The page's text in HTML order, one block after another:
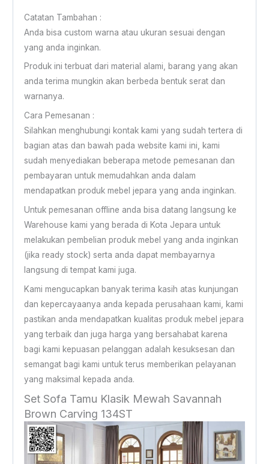
Catatan Tambahan :
Anda bisa custom warna atau ukuran sesuai dengan
yang anda inginkan.
Produk ini terbuat dari material alami, barang yang akan
anda terima mungkin akan berbeda bentuk serat dan
warnanya.
Cara Pemesanan :
Silahkan menghubungi kontak kami yang sudah tertera di
bagian atas dan bawah pada website kami ini, kami
sudah menyediakan beberapa metode pemesanan dan
pembayaran untuk memudahkan anda dalam
mendapatkan produk mebel jepara yang anda inginkan.
Untuk pemesanan offline anda bisa datang langsung ke
Warehouse kami yang berada di Kota Jepara untuk
melakukan pembelian produk mebel yang anda inginkan
(jika ready stock) serta anda dapat membayarnya
langsung di tempat kami juga.
Kami mengucapkan banyak terima kasih atas kunjungan
dan kepercayaanya anda kepada perusahaan kami, kami
pastikan anda mendapatkan kualitas produk mebel jepara
yang terbaik dan juga harga yang bersahabat karena
bagi kami kepuasan pelanggan adalah kesuksesan dan
semangat bagi kami untuk terus memberikan pelayanan
yang maksimal kepada anda.
Set Sofa Tamu Klasik Mewah Savannah
Brown Carving 134ST